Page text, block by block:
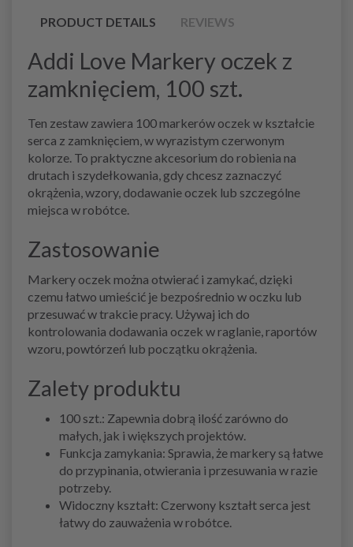
PRODUCT DETAILS REVIEWS
Addi Love Markery oczek z
zamknięciem, 100 szt.
Ten zestaw zawiera 100 markerów oczek w kształcie
serca z zamknięciem, w wyrazistym czerwonym
kolorze. To praktyczne akcesorium do robienia na
drutach i szydełkowania, gdy chcesz zaznaczyć
okrążenia, wzory, dodawanie oczek lub szczególne
miejsca w robótce.
Zastosowanie
Markery oczek można otwierać i zamykać, dzięki
czemu łatwo umieścić je bezpośrednio w oczku lub
przesuwać w trakcie pracy. Używaj ich do
kontrolowania dodawania oczek w raglanie, raportów
wzoru, powtórzeń lub początku okrążenia.
Zalety produktu
100 szt.: Zapewnia dobrą ilość zarówno do
małych, jak i większych projektów.
Funkcja zamykania: Sprawia, że markery są łatwe
do przypinania, otwierania i przesuwania w razie
potrzeby.
Widoczny kształt: Czerwony kształt serca jest
łatwy do zauważenia w robótce.